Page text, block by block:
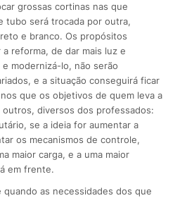
grossas cortinas nas que
tubo será trocada por outra,
e branco. Os propósitos
reforma, de dar mais luz e
modernizá-lo, não serão
e a situação conseguirá ficar
que os objetivos de quem leva a
outros, diversos dos professados:
se a ideia for aumentar a
os mecanismos de controle,
maior carga, e a uma maior
em frente.
quando as necessidades dos que